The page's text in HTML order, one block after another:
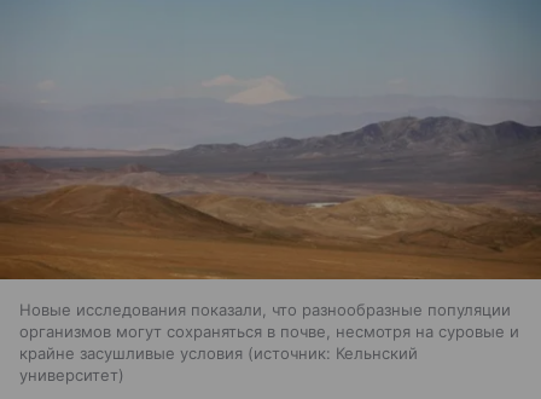
Новые исследования показали, что разнообразные популяции
организмов могут сохраняться в почве, несмотря на суровые и
крайне засушливые условия
источник: Кельнский
университет